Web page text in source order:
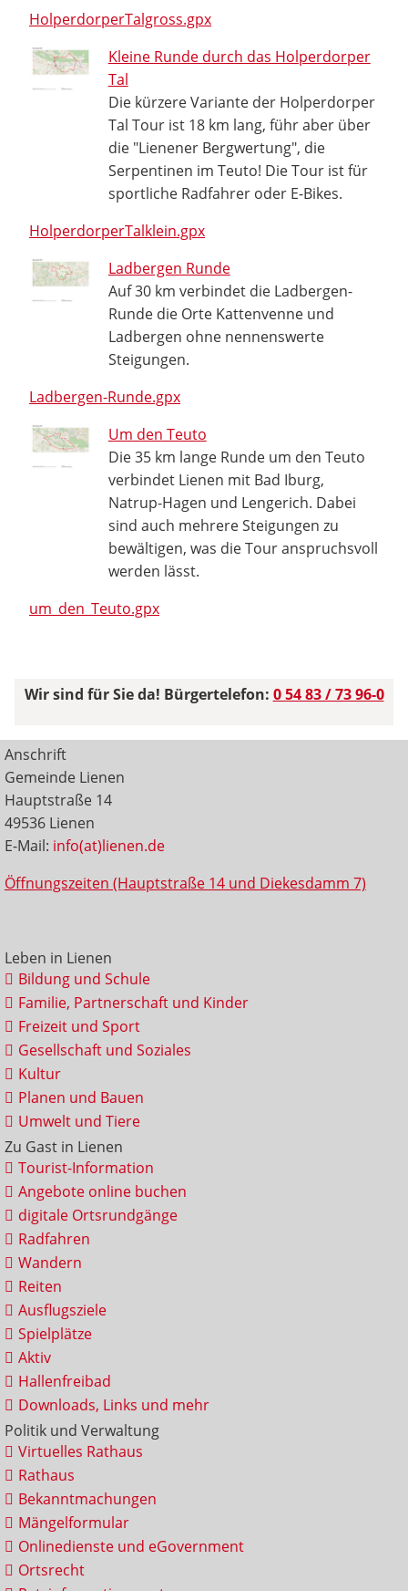
HolperdorperTalgross.gpx
Kleine Runde durch das Holperdorper
Tal
Die kürzere Variante der Holperdorper
Tal Tour ist 18 km lang, führ aber über
die "Lienener Bergwertung", die
Serpentinen im Teuto! Die Tour ist für
sportliche Radfahrer oder E-Bikes.
HolperdorperTalklein.gpx
Ladbergen Runde
Auf 30 km verbindet die Ladbergen-
Runde die Orte Kattenvenne und
Ladbergen ohne nennenswerte
Steigungen.
Ladbergen-Runde.gpx
Um den Teuto
Die 35 km lange Runde um den Teuto
verbindet Lienen mit Bad Iburg,
Natrup-Hagen und Lengerich. Dabei
sind auch mehrere Steigungen zu
bewältigen, was die Tour anspruchsvoll
werden lässt.
um_den_Teuto.gpx
Wir sind für Sie da! Bürgertelefon: 0 54 83 / 73 96-0
Anschrift
Gemeinde Lienen
Hauptstraße 14
49536 Lienen
E-Mail: info(at)lienen.de
Öffnungszeiten (Hauptstraße 14 und Diekesdamm 7)
Leben in Lienen
Bildung und Schule
Familie, Partnerschaft und Kinder
Freizeit und Sport
Gesellschaft und Soziales
Kultur
Planen und Bauen
Umwelt und Tiere
Zu Gast in Lienen
Tourist-Information
Angebote online buchen
digitale Ortsrundgänge
Radfahren
Wandern
Reiten
Ausflugsziele
Spielplätze
Aktiv
Hallenfreibad
Downloads, Links und mehr
Politik und Verwaltung
Virtuelles Rathaus
Rathaus
Bekanntmachungen
Mängelformular
Onlinedienste und eGovernment
Ortsrecht